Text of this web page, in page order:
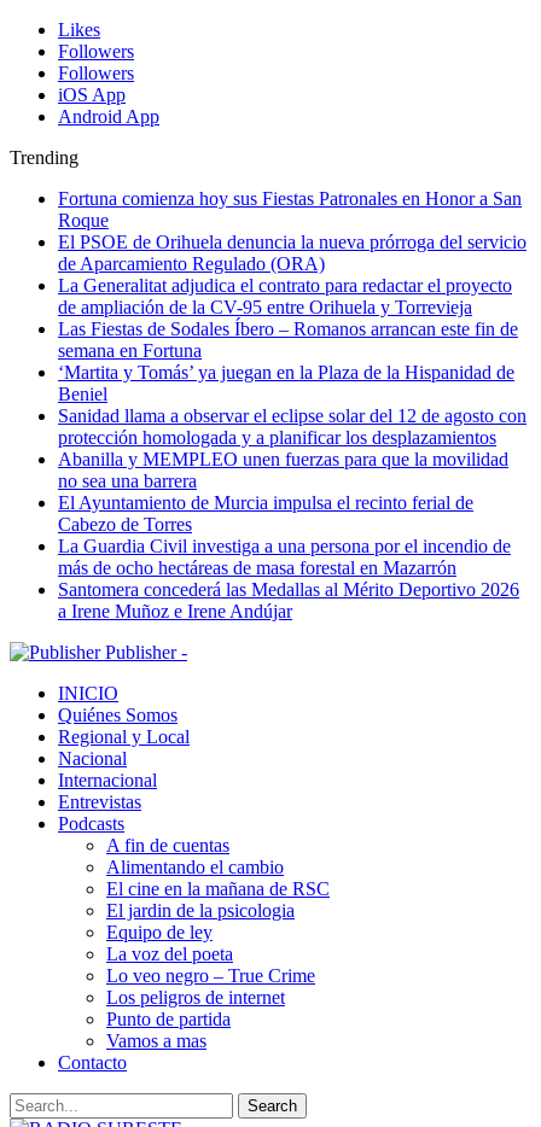
Likes
Followers
Followers
iOS App
Android App
Trending
Fortuna comienza hoy sus Fiestas Patronales en Honor a San
Roque
El PSOE de Orihuela denuncia la nueva prórroga del servicio
de Aparcamiento Regulado (ORA)
La Generalitat adjudica el contrato para redactar el proyecto
de ampliación de la CV-95 entre Orihuela y Torrevieja
Las Fiestas de Sodales Íbero – Romanos arrancan este fin de
semana en Fortuna
‘Martita y Tomás’ ya juegan en la Plaza de la Hispanidad de
Beniel
Sanidad llama a observar el eclipse solar del 12 de agosto con
protección homologada y a planificar los desplazamientos
Abanilla y MEMPLEO unen fuerzas para que la movilidad
no sea una barrera
El Ayuntamiento de Murcia impulsa el recinto ferial de
Cabezo de Torres
La Guardia Civil investiga a una persona por el incendio de
más de ocho hectáreas de masa forestal en Mazarrón
Santomera concederá las Medallas al Mérito Deportivo 2026
a Irene Muñoz e Irene Andújar
Publisher -
INICIO
Quiénes Somos
Regional y Local
Nacional
Internacional
Entrevistas
Podcasts
A fin de cuentas
Alimentando el cambio
El cine en la mañana de RSC
El jardin de la psicologia
Equipo de ley
La voz del poeta
Lo veo negro – True Crime
Los peligros de internet
Punto de partida
Vamos a mas
Contacto